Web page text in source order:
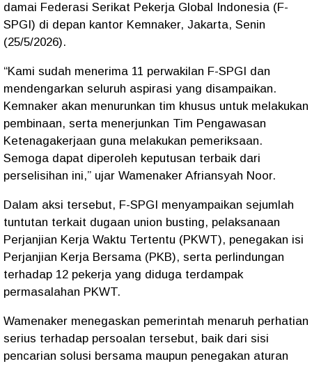
damai Federasi Serikat Pekerja Global Indonesia (F-
SPGI) di depan kantor Kemnaker, Jakarta, Senin
(25/5/2026).
“Kami sudah menerima 11 perwakilan F-SPGI dan
mendengarkan seluruh aspirasi yang disampaikan.
Kemnaker akan menurunkan tim khusus untuk melakukan
pembinaan, serta menerjunkan Tim Pengawasan
Ketenagakerjaan guna melakukan pemeriksaan.
Semoga dapat diperoleh keputusan terbaik dari
perselisihan ini,” ujar Wamenaker Afriansyah Noor.
Dalam aksi tersebut, F-SPGI menyampaikan sejumlah
tuntutan terkait dugaan union busting, pelaksanaan
Perjanjian Kerja Waktu Tertentu (PKWT), penegakan isi
Perjanjian Kerja Bersama (PKB), serta perlindungan
terhadap 12 pekerja yang diduga terdampak
permasalahan PKWT.
Wamenaker menegaskan pemerintah menaruh perhatian
serius terhadap persoalan tersebut, baik dari sisi
pencarian solusi bersama maupun penegakan aturan